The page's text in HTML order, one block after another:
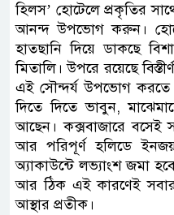
হিলস’ হোটেলে প্রকৃতির
আনন্দ উপভোগ করুন।
হাতছানি দিয়ে ডাকছে
মিতালি। উপরে রয়েছে
এই সৌন্দর্য উপভোগ
দিতে দিতে ভাবুন,
আছেন। কক্সবাজারে বসেই
আর পরিপূর্ণ হলিডে
অ্যাকাউন্টে লভ্যাংশ জমা
আর ঠিক এই কারণেই সবার
আস্থার প্রতীক।